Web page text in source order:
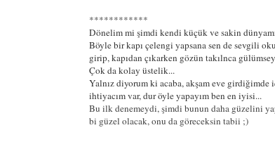
************
Dönelim mi şimdi kendi küçük ve sakin
Böyle bir kapı çelengi yapsana sen de sevgili
girip, kapıdan çıkarken gözün takılnca
Çok da kolay üstelik...
Yalnız diyorum ki acaba, akşam eve girdiğimde
ihtiyacım var, dur öyle yapayım ben en iyisi...
Bu ilk denemeydi, şimdi bunun daha güzelini
bi güzel olacak, onu da göreceksin tabii ;)